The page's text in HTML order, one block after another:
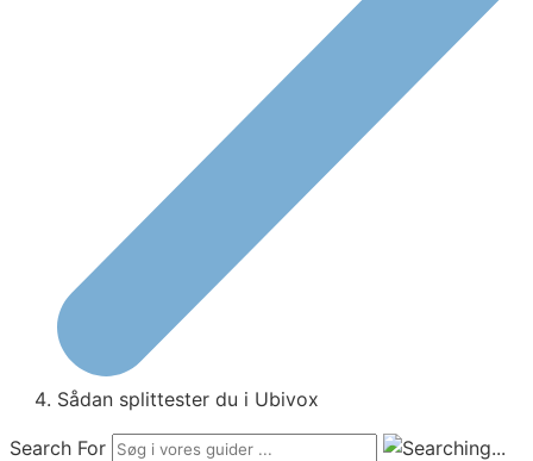
Sådan splittester du i Ubivox
Search For